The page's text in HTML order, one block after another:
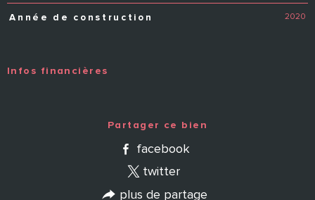
Année de construction 2020
Infos financières
Partager ce bien
facebook
twitter
plus de partage